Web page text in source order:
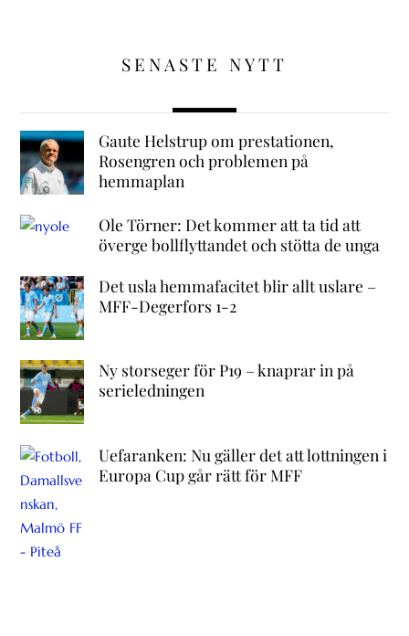
SENASTE NYTT
Gaute Helstrup om prestationen,
Rosengren och problemen på
hemmaplan
Ole Törner: Det kommer att ta tid att
överge bollflyttandet och stötta de unga
Det usla hemmafacitet blir allt uslare –
MFF-Degerfors 1-2
Ny storseger för P19 – knaprar in på
serieledningen
Uefaranken: Nu gäller det att lottningen i
Europa Cup går rätt för MFF